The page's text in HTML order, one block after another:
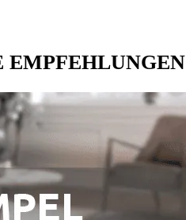
EMPFEHLUNGEN